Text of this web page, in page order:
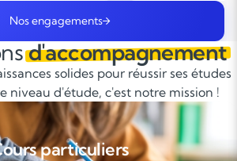
Nos engagements
d'accompagnement
solides pour réussir ses études
niveau d'étude, c'est notre mission !
particuliers